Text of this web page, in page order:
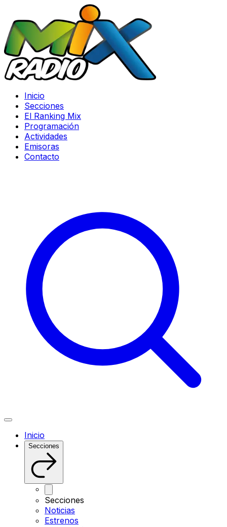
Inicio
Secciones
El Ranking Mix
Programación
Actividades
Emisoras
Contacto
Inicio
Secciones
Secciones
Noticias
Estrenos